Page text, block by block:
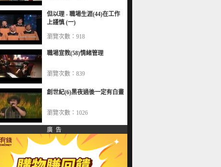
但以理 - 職場生涯(44)在工作
上謹慎 (一)
瀏覽次數：918
職場宣教(58)情緒管理
瀏覽次數：839
創世紀(6)黑夜過後一定有白晝
瀏覽次數：1026
廣 告